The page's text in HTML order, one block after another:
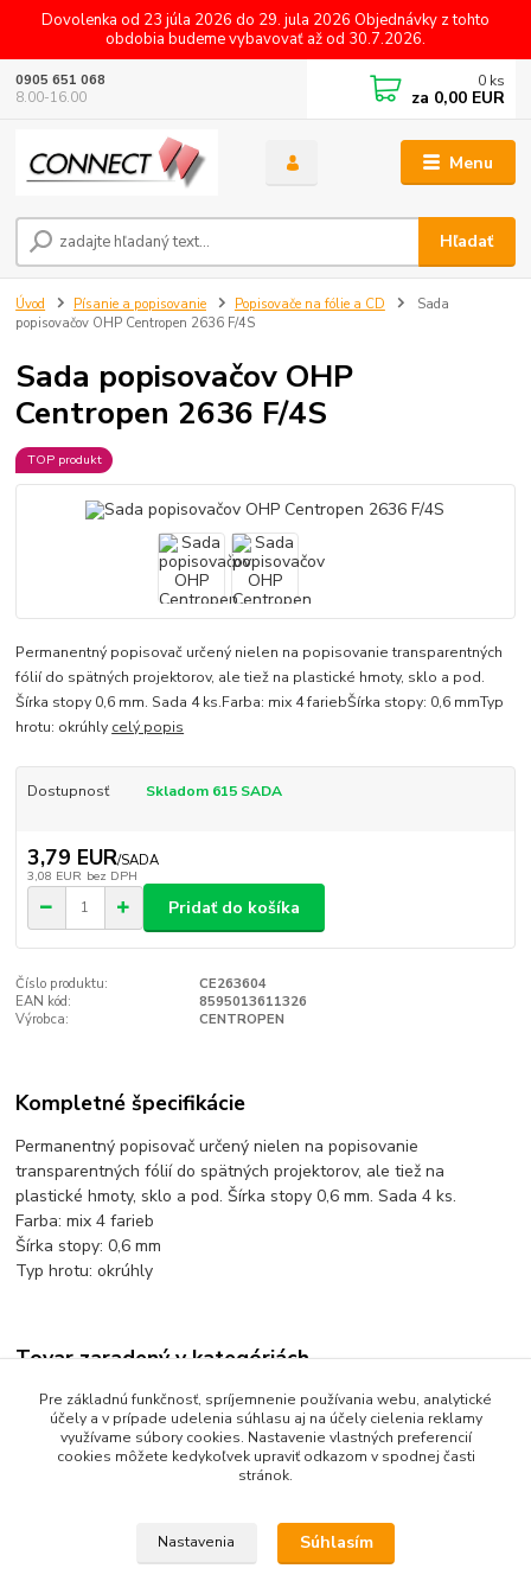
Dovolenka od 23 júla 2026 do 29. jula 2026 Objednávky z tohto
obdobia budeme vybavovať až od 30.7.2026.
Menu
Hľadať
0905 651 068
8.00-16.00
0 ks
za 0,00 EUR
Úvod Písanie a popisovanie Popisovače na fólie a CD
Sada
popisovačov OHP Centropen 2636 F/4S
Sada popisovačov OHP
Centropen 2636 F/4S
TOP produkt
Permanentný popisovač určený nielen na popisovanie transparentných
fólií do spätných projektorov, ale tiež na plastické hmoty, sklo a pod.
Šírka stopy 0,6 mm. Sada 4 ks.Farba: mix 4 fariebŠírka stopy: 0,6 mmTyp
hrotu: okrúhly celý popis
Dostupnosť Skladom 615 SADA
3,79 EUR/SADA
3,08 EUR bez DPH
Pridať do košíka
Číslo produktu:
CE263604
EAN kód:
8595013611326
Výrobca:
CENTROPEN
Kompletné špecifikácie
Permanentný popisovač určený nielen na popisovanie
transparentných fólií do spätných projektorov, ale tiež na
plastické hmoty, sklo a pod. Šírka stopy 0,6 mm. Sada 4 ks.
Farba: mix 4 farieb
Šírka stopy: 0,6 mm
Typ hrotu: okrúhly
Tovar zaradený v kategóriách
Písanie a popisovanie
Popisovače na fólie a CD
Upravit sběr cookies.
Pre základnú funkčnosť, spríjemnenie používania webu, analytické
účely a v prípade udelenia súhlasu aj na účely cielenia reklamy
využívame súbory cookies. Nastavenie vlastných preferencií
cookies môžete kedykoľvek upraviť odkazom v spodnej časti
stránok.
Nastavenia Súhlasím